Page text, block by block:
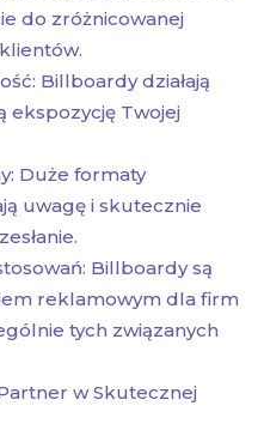
do zróżnicowanej
Billboardy działają
ekspozycję Twojej
Duże formaty
uwagę i skutecznie
Billboardy są
reklamowym dla firm
tych związanych
w Skutecznej